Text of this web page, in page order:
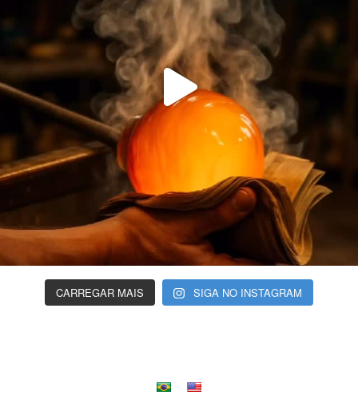
CARREGAR MAIS SIGA NO INSTAGRAM